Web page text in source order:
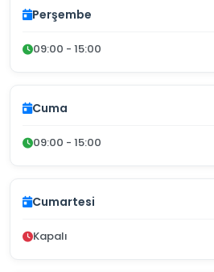
Perşembe
09:00 - 15:00
Cuma
09:00 - 15:00
Cumartesi
Kapalı